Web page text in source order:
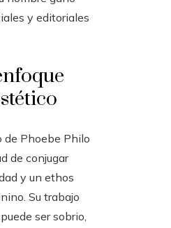
y editoriales
de Phoebe Philo
de conjugar
y un ethos
Su trabajo
ser sobrio,